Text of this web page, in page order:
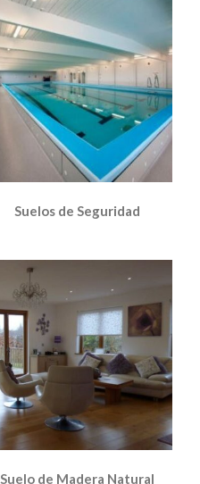
Suelos de Seguridad
Suelo de Madera Natural